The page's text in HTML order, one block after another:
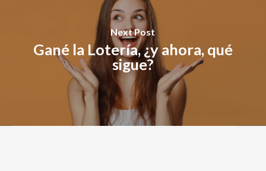
Next Post
Gané la Lotería, ¿y ahora, qué
sigue?